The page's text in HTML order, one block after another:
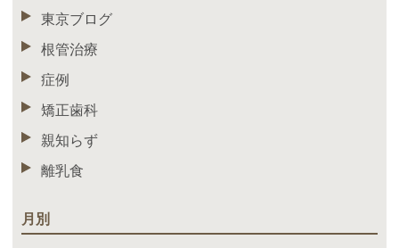
東京ブログ
根管治療
症例
矯正歯科
親知らず
離乳食
月別